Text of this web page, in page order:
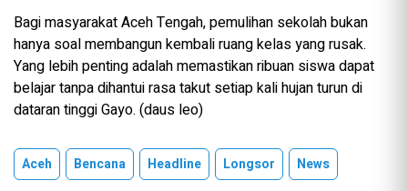
Bagi masyarakat Aceh Tengah, pemulihan sekolah bukan
hanya soal membangun kembali ruang kelas yang rusak.
Yang lebih penting adalah memastikan ribuan siswa dapat
belajar tanpa dihantui rasa takut setiap kali hujan turun di
dataran tinggi Gayo. (daus leo)
Aceh Bencana Headline Longsor News